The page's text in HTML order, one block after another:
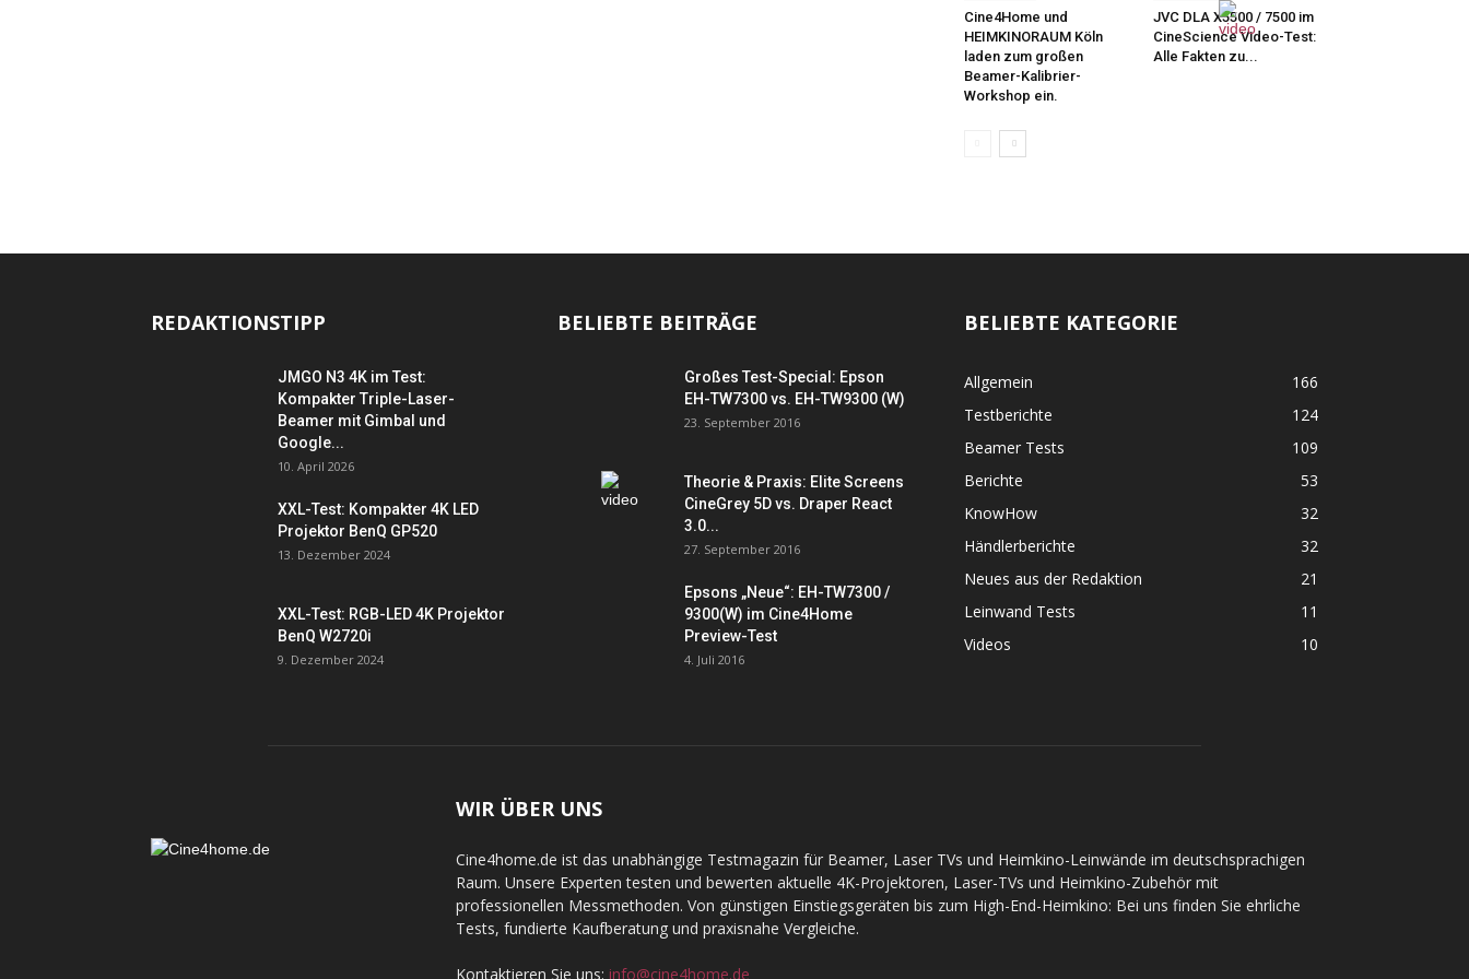
Cine4Home und
HEIMKINORAUM Köln
laden zum großen
Beamer-Kalibrier-
Workshop ein.
JVC DLA X5500 / 7500 im
CineScience Video-Test:
Alle Fakten zu...
REDAKTIONSTIPP
JMGO N3 4K im Test:
Kompakter Triple-Laser-
Beamer mit Gimbal und
Google...
10. April 2026
XXL-Test: Kompakter 4K LED
Projektor BenQ GP520
13. Dezember 2024
XXL-Test: RGB-LED 4K Projektor
BenQ W2720i
9. Dezember 2024
BELIEBTE BEITRÄGE
Großes Test-Special: Epson
EH-TW7300 vs. EH-TW9300 (W)
23. September 2016
Theorie & Praxis: Elite Screens
CineGrey 5D vs. Draper React
3.0...
27. September 2016
Epsons „Neue“: EH-TW7300 /
9300(W) im Cine4Home
Preview-Test
4. Juli 2016
BELIEBTE KATEGORIE
Allgemein
166
Testberichte
124
Beamer Tests
109
Berichte
53
KnowHow
32
Händlerberichte
32
Neues aus der Redaktion
21
Leinwand Tests
11
Videos
10
WIR ÜBER UNS
Cine4home.de ist das unabhängige Testmagazin für Beamer, Laser TVs und Heimkino-Leinwände im deutschsprachigen
Raum. Unsere Experten testen und bewerten aktuelle 4K-Projektoren, Laser-TVs und Heimkino-Zubehör mit
professionellen Messmethoden. Von günstigen Einstiegsgeräten bis zum High-End-Heimkino: Bei uns finden Sie ehrliche
Tests, fundierte Kaufberatung und praxisnahe Vergleiche.
Kontaktieren Sie uns: info@cine4home.de